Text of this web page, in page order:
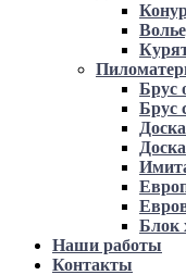
Брус
Брус
Блок
Наши работы
Контакты